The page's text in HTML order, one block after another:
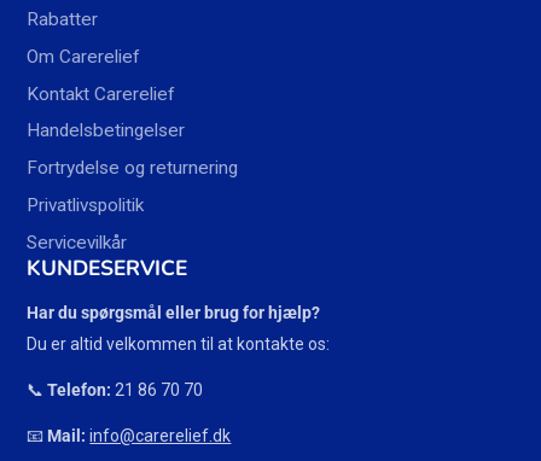
Rabatter
Om Carerelief
Kontakt Carerelief
Handelsbetingelser
Fortrydelse og returnering
Privatlivspolitik
Servicevilkår
KUNDESERVICE
Har du spørgsmål eller brug for hjælp?
Du er altid velkommen til at kontakte os:
📞Telefon: 21 86 70 70
📧 Mail: info@carerelief.dk